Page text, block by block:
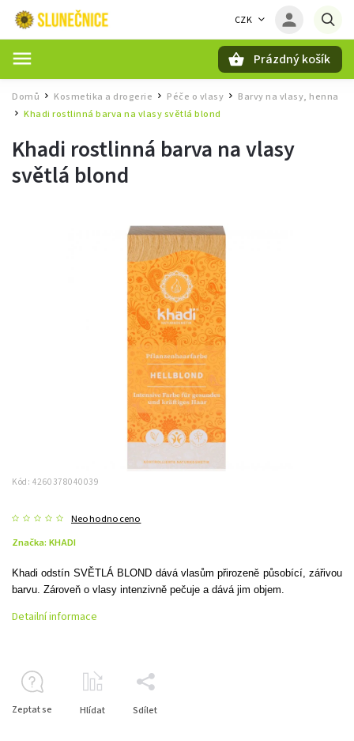
CZK
Prázdný košík
Domů / Kosmetika a drogerie / Péče o vlasy /
Barvy na vlasy, henna
/
Khadi rostlinná barva na vlasy světlá blond
Khadi rostlinná barva na vlasy
světlá blond
Kód: 4260378040039
Neohodnoceno
Značka: KHADI
Khadi odstín SVĚTLÁ BLOND dává vlasům přirozeně působící, zářivou
barvu. Zároveň o vlasy intenzivně pečuje a dává jim objem.
Detailní informace
Zeptat se Hlídat Sdílet